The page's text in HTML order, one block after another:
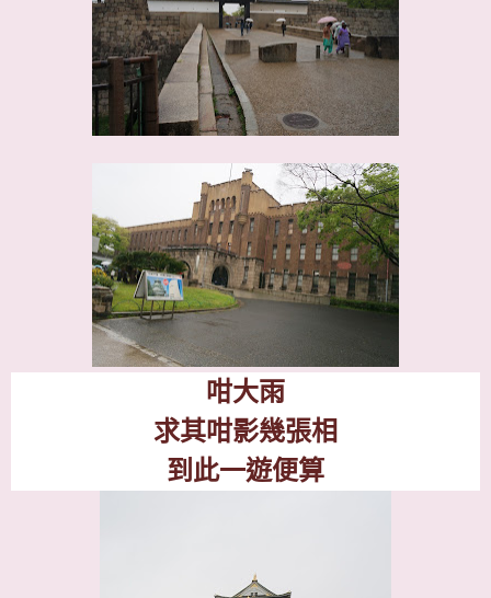
咁大雨
求其咁影幾張相
到此一遊便算